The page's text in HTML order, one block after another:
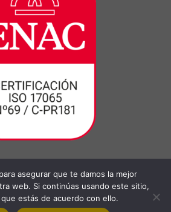
asegurar que te damos la mejor
web. Si continúas usando este sitio,
estás de acuerdo con ello.